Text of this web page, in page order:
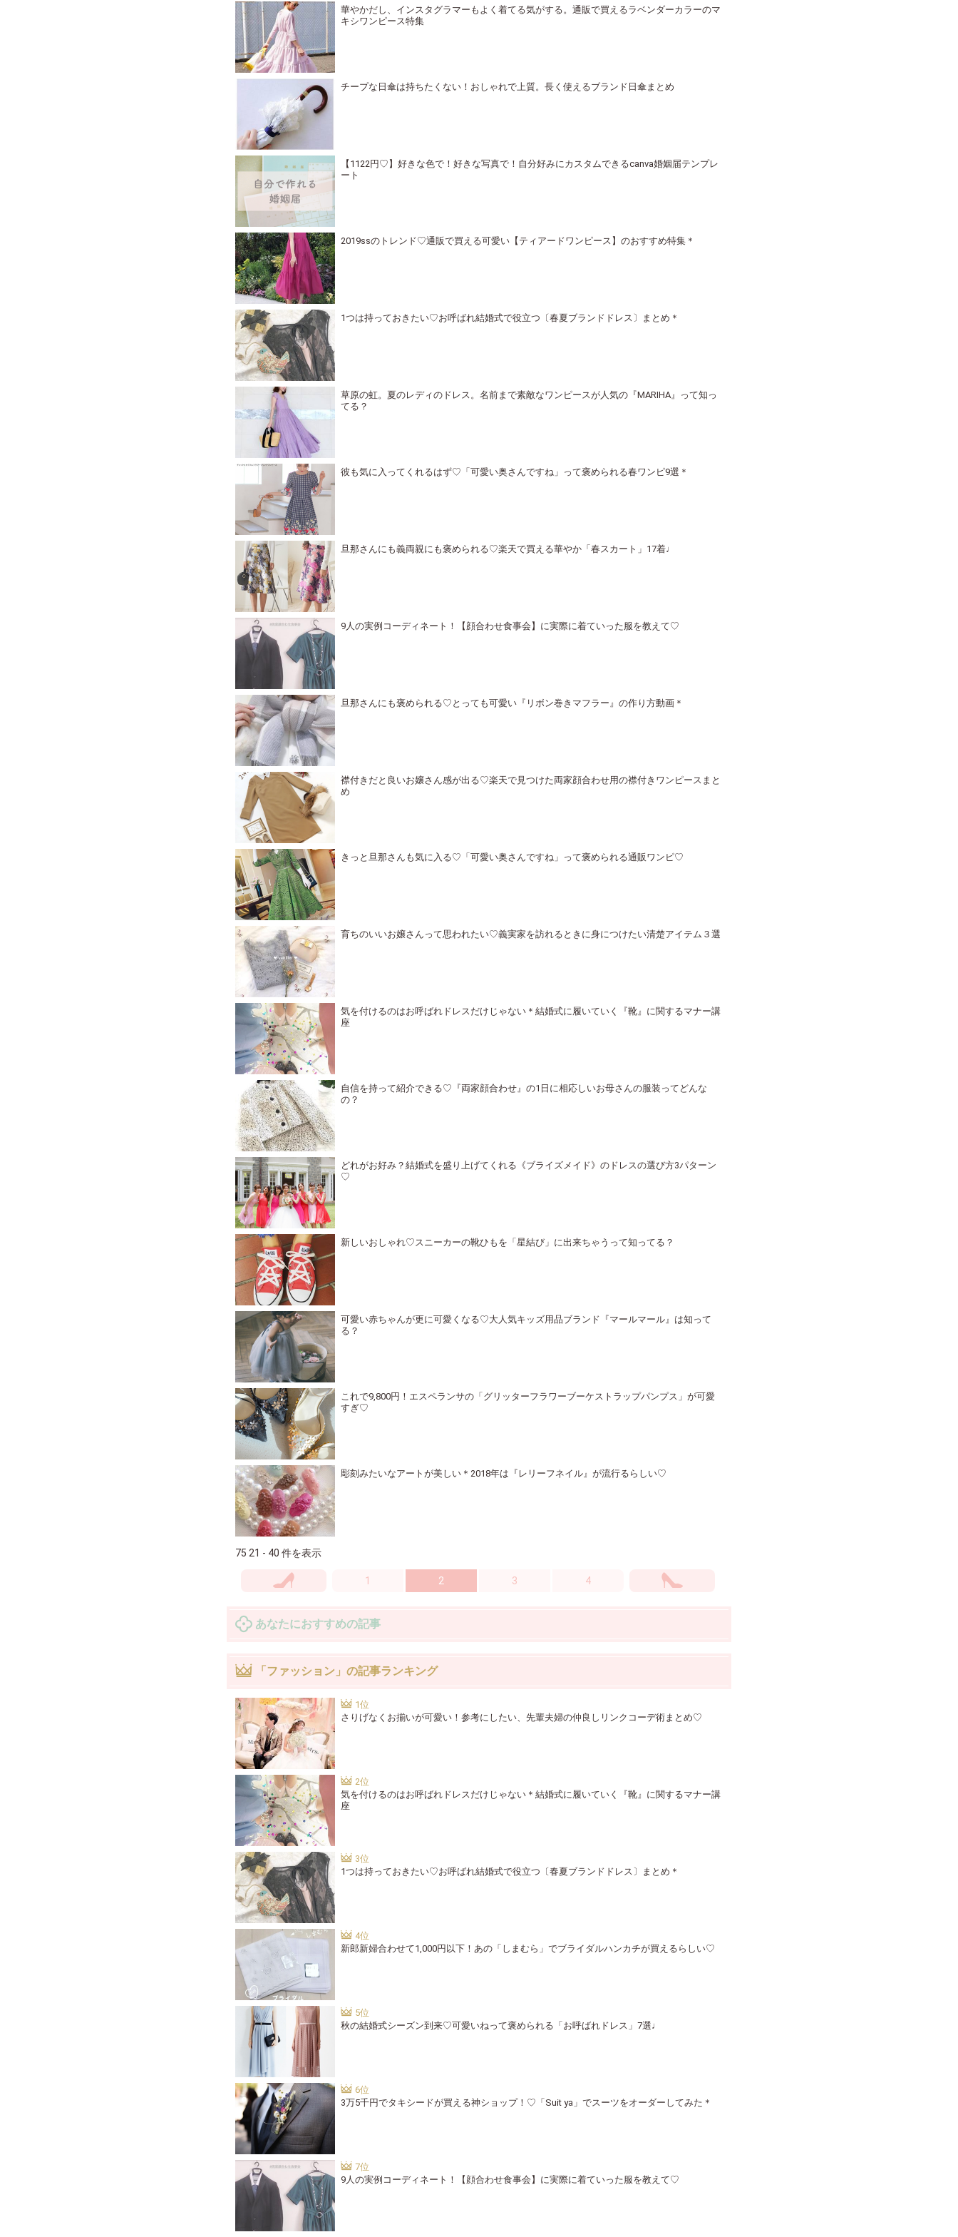
華やかだし、インスタグラマーもよく着てる気がする。通販で買えるラベンダーカラーのマ
キシワンピース特集
チープな日傘は持ちたくない！おしゃれで上質。長く使えるブランド日傘まとめ
【1122円♡】好きな色で！好きな写真で！自分好みにカスタムできるcanva婚姻届テンプレ
ート
2019ssのトレンド♡通販で買える可愛い【ティアードワンピース】のおすすめ特集＊
1つは持っておきたい♡お呼ばれ結婚式で役立つ〔春夏ブランドドレス〕まとめ＊
草原の虹。夏のレディのドレス。名前まで素敵なワンピースが人気の『MARIHA』って知っ
てる？
彼も気に入ってくれるはず♡「可愛い奥さんですね」って褒められる春ワンピ9選＊
旦那さんにも義両親にも褒められる♡楽天で買える華やか「春スカート」17着♩
9人の実例コーディネート！【顔合わせ食事会】に実際に着ていった服を教えて♡
旦那さんにも褒められる♡とっても可愛い『リボン巻きマフラー』の作り方動画＊
襟付きだと良いお嬢さん感が出る♡楽天で見つけた両家顔合わせ用の襟付きワンピースまと
め
きっと旦那さんも気に入る♡「可愛い奥さんですね」って褒められる通販ワンピ♡
育ちのいいお嬢さんって思われたい♡義実家を訪れるときに身につけたい清楚アイテム３選
気を付けるのはお呼ばれドレスだけじゃない＊結婚式に履いていく『靴』に関するマナー講
座
自信を持って紹介できる♡『両家顔合わせ』の1日に相応しいお母さんの服装ってどんな
の？
どれがお好み？結婚式を盛り上げてくれる《ブライズメイド》のドレスの選び方3パターン
♡
新しいおしゃれ♡スニーカーの靴ひもを「星結び」に出来ちゃうって知ってる？
可愛い赤ちゃんが更に可愛くなる♡大人気キッズ用品ブランド『マールマール』は知って
る？
これで9,800円！エスペランサの「グリッターフラワーブーケストラップパンプス」が可愛
すぎ♡
彫刻みたいなアートが美しい＊2018年は『レリーフネイル』が流行るらしい♡
75 21 - 40 件を表示
1 2 3 4
あなたにおすすめの記事
「ファッション」の記事ランキング
さりげなくお揃いが可愛い！参考にしたい、先輩夫婦の仲良しリンクコーデ術まとめ♡
気を付けるのはお呼ばれドレスだけじゃない＊結婚式に履いていく『靴』に関するマナー講
座
1つは持っておきたい♡お呼ばれ結婚式で役立つ〔春夏ブランドドレス〕まとめ＊
新郎新婦合わせて1,000円以下！あの「しまむら」でブライダルハンカチが買えるらしい♡
秋の結婚式シーズン到来♡可愛いねって褒められる「お呼ばれドレス」7選♩
3万5千円でタキシードが買える神ショップ！♡「Suit ya」でスーツをオーダーしてみた＊
9人の実例コーディネート！【顔合わせ食事会】に実際に着ていった服を教えて♡